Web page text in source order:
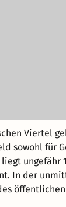
Viertel
sowohl für
ungefähr
In der